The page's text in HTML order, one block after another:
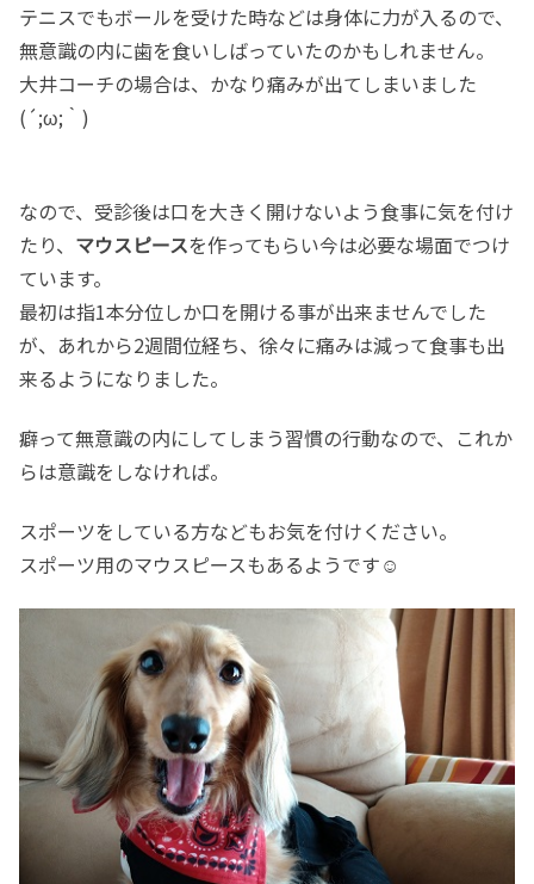
テニスでもボールを受けた時などは身体に力が入るので、
無意識の内に歯を食いしばっていたのかもしれません。
大井コーチの場合は、かなり痛みが出てしまいました
(´;ω;｀)
なので、受診後は口を大きく開けないよう食事に気を付け
たり、 マウスピースを作ってもらい今は必要な場面でつけ
ています。
最初は指1本分位しか口を開ける事が出来ませんでした
が、あれから2週間位経ち、徐々に痛みは減って食事も出
来るようになりました。
癖って無意識の内にしてしまう習慣の行動なので、これか
らは意識をしなければ。
スポーツをしている方などもお気を付けください。
スポーツ用のマウスピースもあるようです☺